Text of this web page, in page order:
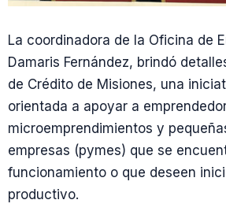
La coordinadora de la Oficina de
Damaris Fernández, brindó
de Crédito de Misiones, una
orientada a apoyar a
microemprendimientos y
empresas (pymes) que se
funcionamiento o que deseen
productivo.